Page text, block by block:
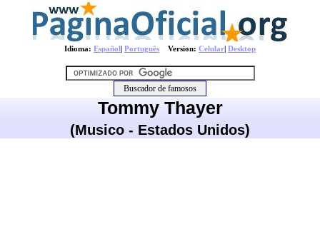
Idioma: Español| Português Version: Celular| Desktop
Tommy Thayer
(Musico - Estados Unidos)